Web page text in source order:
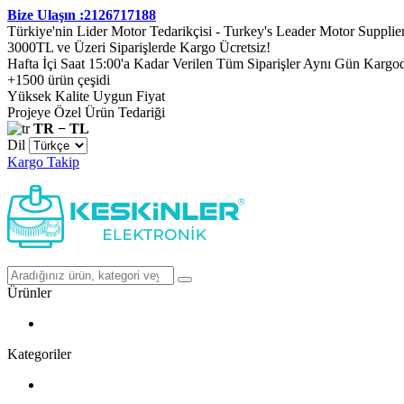
Bize Ulaşın :2126717188
Türkiye'nin Lider Motor Tedarikçisi - Turkey's Leader Motor
3000TL ve Üzeri Siparişlerde Kargo Ücretsiz!
Hafta İçi Saat 15:00'a Kadar Verilen Tüm Siparişler Aynı Gün
+1500 ürün çeşidi
Yüksek Kalite Uygun Fiyat
Projeye Özel Ürün Tedariği
TR − TL
Dil
Kargo Takip
Ürünler
Kategoriler